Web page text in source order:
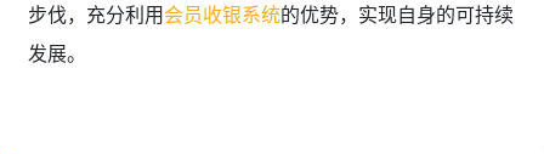
步伐，充分利用会员收银系统的优势，实现自身的可持续
发展。